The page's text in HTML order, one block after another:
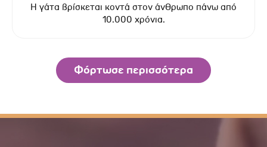
Η γάτα βρίσκεται κοντά στον άνθρωπο πάνω από
10.000 χρόνια.
Φόρτωσε περισσότερα